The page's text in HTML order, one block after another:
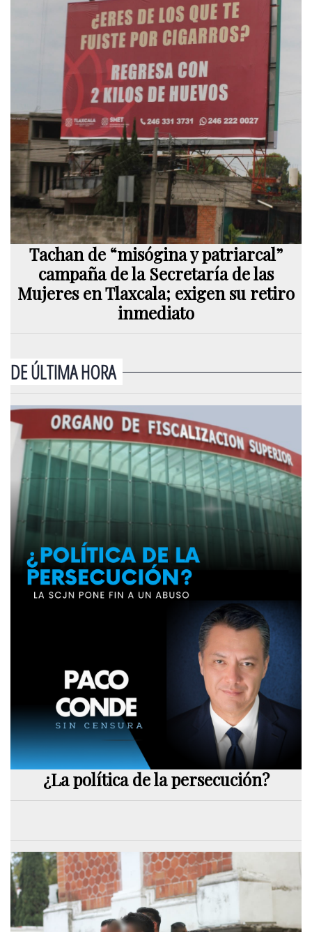
Tachan de “misógina y patriarcal”
campaña de la Secretaría de las
Mujeres en Tlaxcala; exigen su retiro
inmediato
DE ÚLTIMA HORA
¿La política de la persecución?